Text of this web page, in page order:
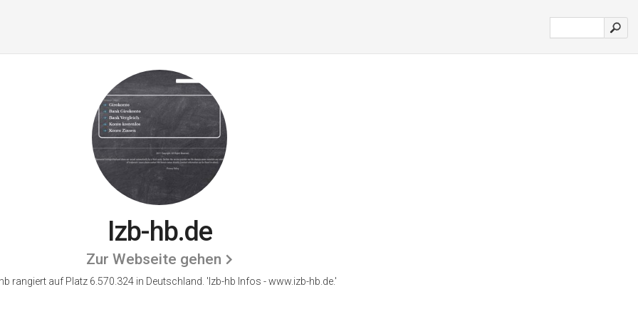
Izb-hb.de
Zur Webseite gehen
rangiert auf Platz 6.570.324 in Deutschland. 'Izb-hb Infos - www.izb-hb.de.'